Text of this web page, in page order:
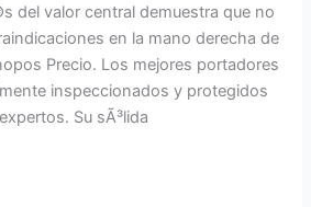
del valor central demuestra que no
en la mano derecha de
Precio. Los mejores portadores
inspeccionados y protegidos
Su sÃ³lida